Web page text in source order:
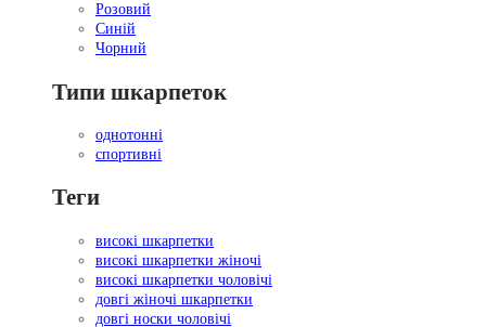
Розовий
Синій
Чорний
Типи шкарпеток
однотонні
спортивні
Теги
високі шкарпетки
високі шкарпетки жіночі
високі шкарпетки чоловічі
довгі жіночі шкарпетки
довгі носки чоловічі